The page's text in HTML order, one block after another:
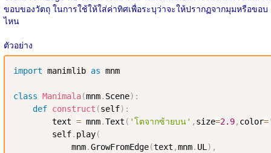
ขอบของวัตถุ ในการใช้ให้ใส่ค่าทิศเพื่อระบุว่าจะให้ปรากฏจากมุมหรือขอบ
ไหน
ตัวอย่าง
import manimlib as mnm
class Manimala(mnm. Scene) :
def construct (self) :
        text
= mnm.Text ( 'โตจากซ้ายบน' , size=2.9, color=
        self
. play(
            mnm
.GrowFromEdge(text ,mnm. UL) ,